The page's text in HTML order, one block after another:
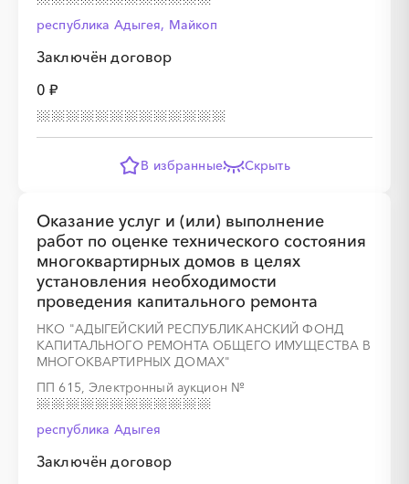
республика Адыгея, Майкоп
Заключён договор
0 ₽
В избранные Скрыть
Оказание услуг и (или) выполнение
работ по оценке технического состояния
многоквартирных домов в целях
установления необходимости
проведения капитального ремонта
НКО "АДЫГЕЙСКИЙ РЕСПУБЛИКАНСКИЙ ФОНД
КАПИТАЛЬНОГО РЕМОНТА ОБЩЕГО ИМУЩЕСТВА В
МНОГОКВАРТИРНЫХ ДОМАХ"
ПП 615, Электронный аукцион №
республика Адыгея
Заключён договор